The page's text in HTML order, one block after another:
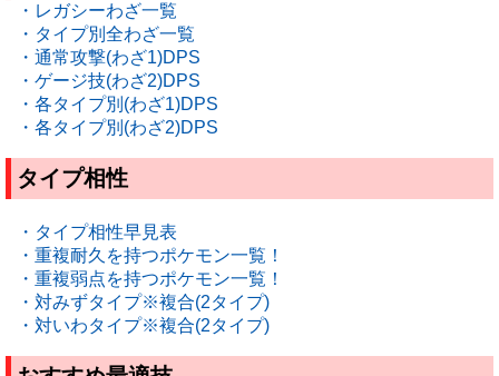
・レガシーわざ一覧
・タイプ別全わざ一覧
・通常攻撃(わざ1)DPS
・ゲージ技(わざ2)DPS
・各タイプ別(わざ1)DPS
・各タイプ別(わざ2)DPS
タイプ相性
・タイプ相性早見表
・重複耐久を持つポケモン一覧！
・重複弱点を持つポケモン一覧！
・対みずタイプ※複合(2タイプ)
・対いわタイプ※複合(2タイプ)